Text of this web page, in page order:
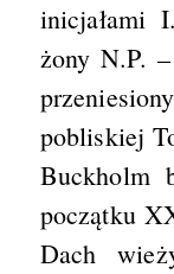
inicjałami
żony N.P.
pobliskiej
Buckholm
początku
Dach